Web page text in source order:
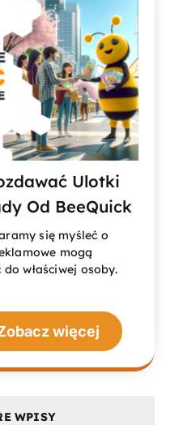
Ulotki
Od BeeQuick
się myśleć o
mogą
właściwej osoby.
więcej
WPISY